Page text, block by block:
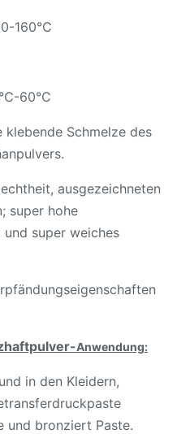
160℃
60℃
Schmelze des
ausgezeichneten
super hohe
super weiches
Anwendung:
in den Kleidern,
und bronziert Paste.